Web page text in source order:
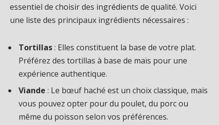
essentiel de choisir des ingrédients de qualité. Voici
une liste des principaux ingrédients nécessaires :
Tortillas: Elles constituent la base de votre plat.
Préférez des tortillas à base de maïs pour une
expérience authentique.
Viande : Le bœuf haché est un choix classique, mais
vous pouvez opter pour du poulet, du porc ou
même du poisson selon vos préférences.